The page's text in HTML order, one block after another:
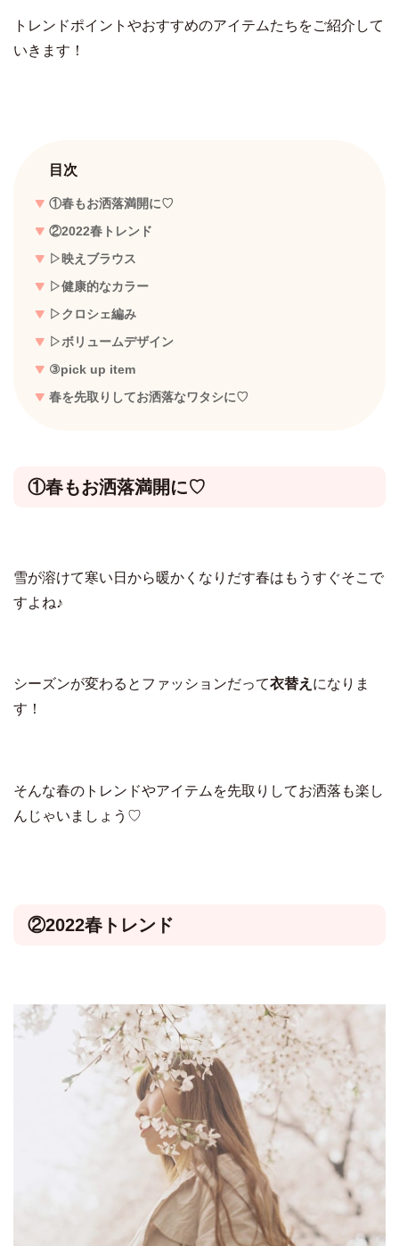
トレンドポイントやおすすめのアイテムたちをご紹介して
いきます！
目次
①春もお洒落満開に♡
②2022春トレンド
▷映えブラウス
▷健康的なカラー
▷クロシェ編み
▷ボリュームデザイン
③pick up item
春を先取りしてお洒落なワタシに♡
①春もお洒落満開に♡
雪が溶けて寒い日から暖かくなりだす春はもうすぐそこで
すよね♪
シーズンが変わるとファッションだって衣替え になりま
す！
そんな春のトレンドやアイテムを先取りしてお洒落も楽し
んじゃいましょう♡
②2022春トレンド